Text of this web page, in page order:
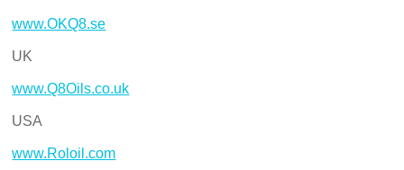
www.OKQ8.se
UK
www.Q8Oils.co.uk
USA
www.Roloil.com